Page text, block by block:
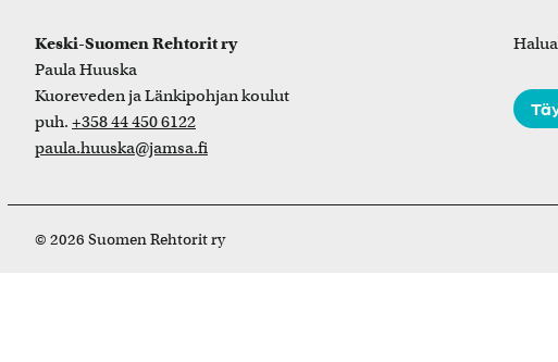
Keski-Suomen Rehtorit ry
Paula Huuska
Kuoreveden ja Länkipohjan koulut
puh. +358 44 450 6122
paula.huuska@jamsa.fi
© 2026 Suomen Rehtorit ry